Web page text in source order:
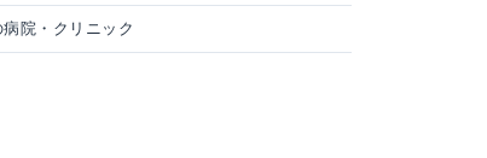
院・クリニック